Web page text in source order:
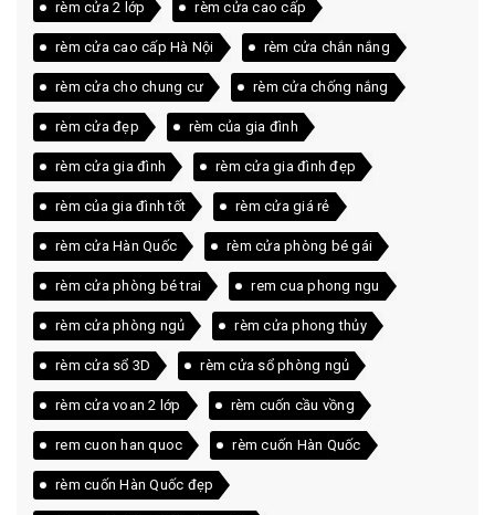
rèm cửa 2 lớp rèm cửa cao cấp
rèm cửa cao cấp Hà Nội rèm cửa chắn nắng
rèm cửa cho chung cư rèm cửa chống nắng
rèm cửa đẹp rèm của gia đình
rèm cửa gia đình rèm cửa gia đình đẹp
rèm của gia đình tốt rèm cửa giá rẻ
rèm cửa Hàn Quốc rèm cửa phòng bé gái
rèm cửa phòng bé trai rem cua phong ngu
rèm cửa phòng ngủ rèm cửa phong thủy
rèm cửa sổ 3D rèm cửa sổ phòng ngủ
rèm cửa voan 2 lớp rèm cuốn cầu vồng
rem cuon han quoc rèm cuốn Hàn Quốc
rèm cuốn Hàn Quốc đẹp